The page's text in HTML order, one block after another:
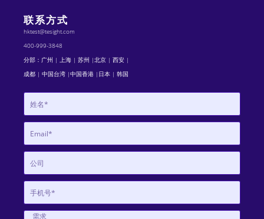
联系方式
hktest@tesight.com
400-999-3848
分部：广州 | 上海 | 苏州 |北京 | 西安 |
成都 | 中国台湾 |中国香港 |日本 | 韩国